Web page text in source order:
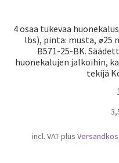
4 osaa tukevaa
lbs), pinta: musta, ⌀25
B571-25-BK.
huonekalujen jalkoihin,
tekijä
incl. VATplus